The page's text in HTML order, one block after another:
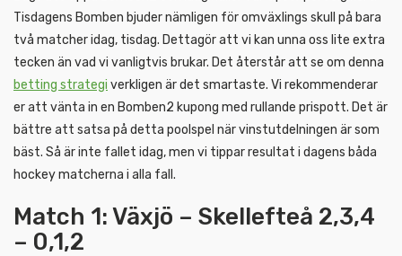
Tisdagens Bomben bjuder nämligen för omväxlings skull på bara
två matcher idag, tisdag. Dettagör att vi kan unna oss lite extra
tecken än vad vi vanligtvis brukar. Det återstår att se om denna
betting strategi verkligen är det smartaste. Vi rekommenderar
er att vänta in en Bomben2 kupong med rullande prispott. Det är
bättre att satsa på detta poolspel när vinstutdelningen är som
bäst. Så är inte fallet idag, men vi tippar resultat i dagens båda
hockey matcherna i alla fall.
Match 1: Växjö – Skellefteå 2,3,4
– 0,1,2